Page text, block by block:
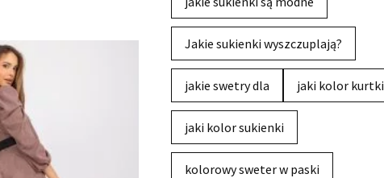
Jakie sukienki wyszczuplają?
jakie swetry dla jaki kolor kurtki
jaki kolor sukienki
kolorowy sweter w paski